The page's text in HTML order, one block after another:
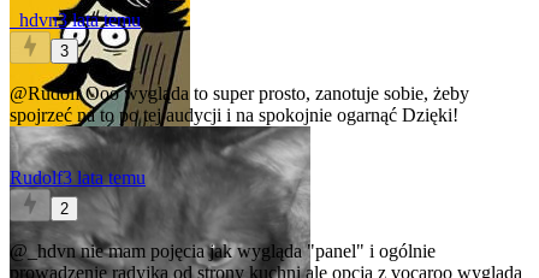
_hdvn3 lata temu
3
@RudolfOoo wygląda to super prosto, zanotuje sobie, żeby
spojrzeć na to po tej audycji i na spokojnie ogarnąć Dzięki!
Rudolf3 lata temu
2
@_hdvnnie mam pojęcia jak wygląda "panel" i ogólnie
prowadzenie radyjka od strony kuchni ale opcja z vocaroo wygląda